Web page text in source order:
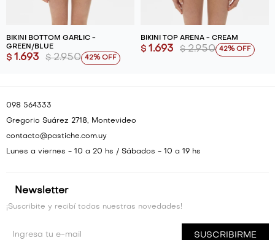
BIKINI BOTTOM GARLIC -
GREEN/BLUE
$ 1.693 $ 2.950 42
BIKINI TOP ARENA - CREAM
$ 1.693 $ 2.950 42
Newsletter
¡Suscribite y recibí todas nuestras novedades!
SUSCRIBIRME
098 564333
Gregorio Suárez 2718, Montevideo
contacto@pastiche.com.uy
Lunes a viernes - 10 a 20 hs / Sábados - 10 a 19 hs